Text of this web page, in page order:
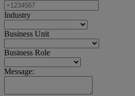
Industry
Business Unit
Business Role
Message: